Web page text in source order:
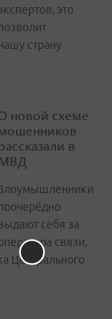
это
страну
новой схеме
в
себя за
связи,
Центрального